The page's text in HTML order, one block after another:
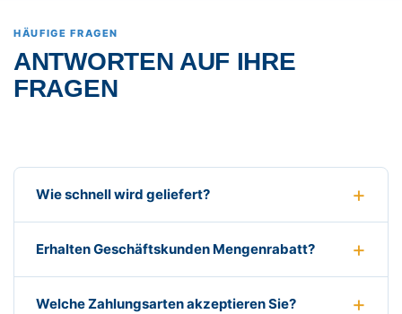
HÄUFIGE FRAGEN
ANTWORTEN AUF IHRE
FRAGEN
Wie schnell wird geliefert?
Erhalten Geschäftskunden Mengenrabatt?
Welche Zahlungsarten akzeptieren Sie?